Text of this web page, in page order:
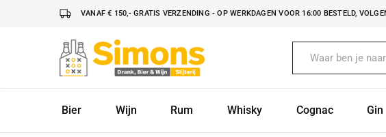
VANAF € 150,- GRATIS VERZENDING - OP WERKDAGEN VOOR 16:00 BESTELD,
Simonsdrank.nl
Drank,
Bier
Bier
Wijn Rum Whisky Cognac Gin